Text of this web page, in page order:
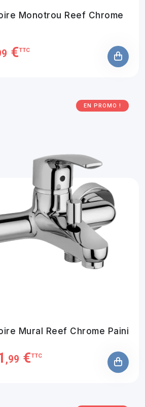
Monotrou Reef Chrome
€TTC
EN PROMO !
Mural Reef Chrome Paini
,99 €TTC